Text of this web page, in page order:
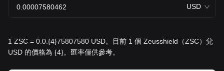
USD
1 ZSC = 0.0.{4}75807580 USD。目前 1 個 Zeusshield（ZSC）兌
USD 的價格為 {4}。匯率僅供參考。